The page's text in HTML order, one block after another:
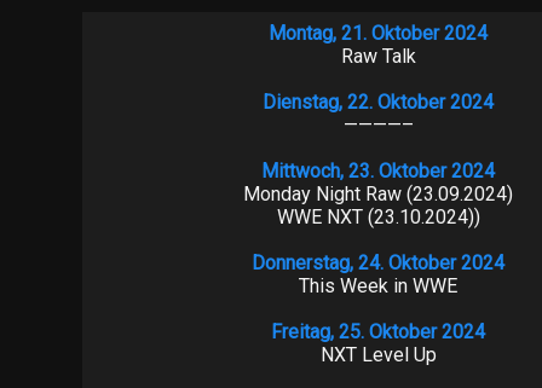
Montag, 21. Oktober 2024
Raw Talk
Dienstag, 22. Oktober 2024
————–
Mittwoch, 23. Oktober 2024
Monday Night Raw (23.09.2024)
WWE NXT (23.10.2024))
Donnerstag, 24. Oktober 2024
This Week in WWE
Freitag, 25. Oktober 2024
NXT Level Up